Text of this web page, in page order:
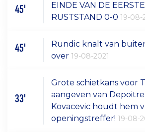
45'
EINDE VAN DE
RUSTSTAND 0-0 19-08-
45'
Rundic knalt van
over 19-08-2021
33'
Grote schietkans voor
aangeven van
Kovacevic houdt hem
openingstreffer! 19-08-